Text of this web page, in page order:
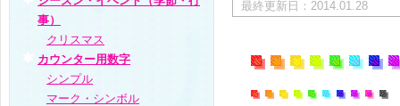
最終更新日：2014.01.28
事）
クリスマス
カウンター用数字
シンプル
マーク・シンボル